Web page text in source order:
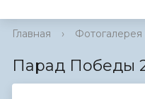
Главная › Фотогалерея
Парад Победы